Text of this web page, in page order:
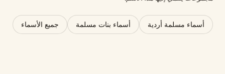
أسماء مسلمة أردية أسماء بنات مسلمة جميع الأسماء